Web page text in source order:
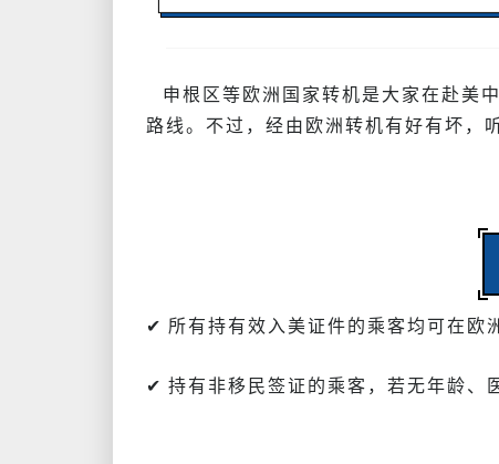
申根区等欧洲国家转机是大家在赴美
路线。不过，经由欧洲转机有好有坏，
✔ 所有持有效入美证件的乘客均可在欧
✔ 持有非移民签证的乘客，若无年龄、